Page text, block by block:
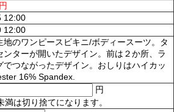
12:00
12:00
地のワンピースビキニ/ボディースーツ。タ
ンターが開いたデザイン。前は２か所、ラ
つながったデザイン。おしりはハイカッ
16% Spandex.
円
満は切り捨てになります。